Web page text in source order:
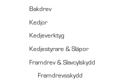
Bakdrev
Kedjor
Kedjeverktyg
Kedjestyrare & Släpor
Framdrev & Slavcylskydd
Framdrevsskydd